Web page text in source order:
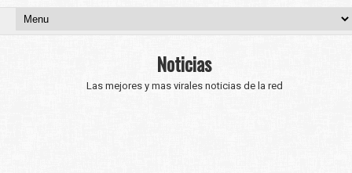
Noticias
Las mejores y mas virales noticias de la red